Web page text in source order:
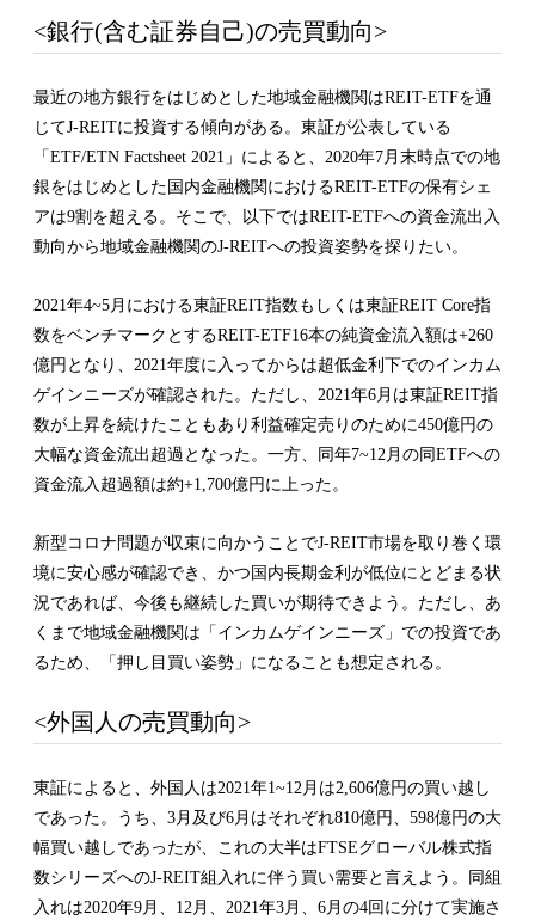
<銀行(含む証券自己)の売買動向>
最近の地方銀行をはじめとした地域金融機関はREIT-ETFを通
じてJ-REITに投資する傾向がある。東証が公表している
「ETF/ETN Factsheet 2021」によると、2020年7月末時点での地
銀をはじめとした国内金融機関におけるREIT-ETFの保有シェ
アは9割を超える。そこで、以下ではREIT-ETFへの資金流出入
動向から地域金融機関のJ-REITへの投資姿勢を探りたい。
2021年4~5月における東証REIT指数もしくは東証REIT Core指
数をベンチマークとするREIT-ETF16本の純資金流入額は+260
億円となり、2021年度に入ってからは超低金利下でのインカム
ゲインニーズが確認された。ただし、2021年6月は東証REIT指
数が上昇を続けたこともあり利益確定売りのために450億円の
大幅な資金流出超過となった。一方、同年7~12月の同ETFへの
資金流入超過額は約+1,700億円に上った。
新型コロナ問題が収束に向かうことでJ-REIT市場を取り巻く環
境に安心感が確認でき、かつ国内長期金利が低位にとどまる状
況であれば、今後も継続した買いが期待できよう。ただし、あ
くまで地域金融機関は「インカムゲインニーズ」での投資であ
るため、「押し目買い姿勢」になることも想定される。
<外国人の売買動向>
東証によると、外国人は2021年1~12月は2,606億円の買い越し
であった。うち、3月及び6月はそれぞれ810億円、598億円の大
幅買い越しであったが、これの大半はFTSEグローバル株式指
数シリーズへのJ-REIT組入れに伴う買い需要と言えよう。同組
入れは2020年9月、12月、2021年3月、6月の4回に分けて実施さ